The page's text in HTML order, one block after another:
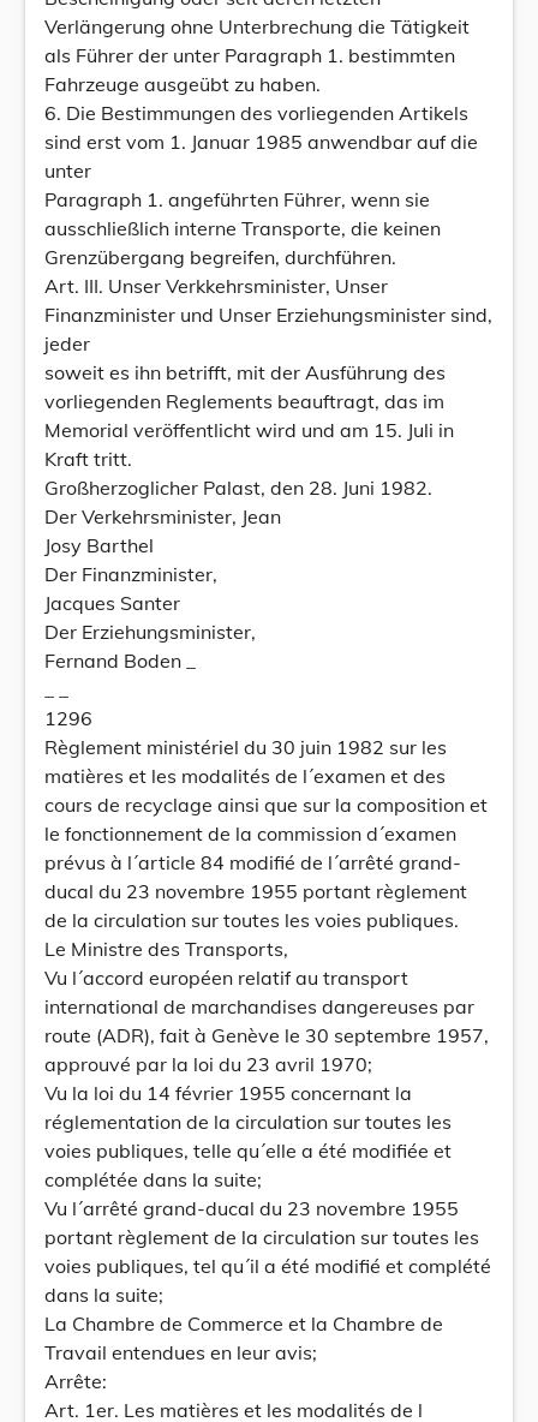
Verlängerung ohne Unterbrechung die Tätigkeit
als Führer der unter Paragraph 1. bestimmten
Fahrzeuge ausgeübt zu haben.
6. Die Bestimmungen des vorliegenden Artikels
sind erst vom 1. Januar 1985 anwendbar auf die
unter
Paragraph 1. angeführten Führer, wenn sie
ausschließlich interne Transporte, die keinen
Grenzübergang begreifen, durchführen.
Art. III. Unser Verkkehrsminister, Unser
Finanzminister und Unser Erziehungsminister sind,
jeder
soweit es ihn betrifft, mit der Ausführung des
vorliegenden Reglements beauftragt, das im
Memorial veröffentlicht wird und am 15. Juli in
Kraft tritt.
Großherzoglicher Palast, den 28. Juni 1982.
Der Verkehrsminister, Jean
Josy Barthel
Der Finanzminister,
Jacques Santer
Der Erziehungsminister,
Fernand Boden _
1296
Règlement ministériel du 30 juin 1982 sur les
matières et les modalités de l´examen et des
cours de recyclage ainsi que sur la composition et
le fonctionnement de la commission d´examen
prévus à l´article 84 modifié de l´arrêté grand-
ducal du 23 novembre 1955 portant règlement
de la circulation sur toutes les voies publiques.
Le Ministre des Transports,
Vu l´accord européen relatif au transport
international de marchandises dangereuses par
route (ADR), fait à Genève le 30 septembre 1957,
approuvé par la loi du 23 avril 1970;
Vu la loi du 14 février 1955 concernant la
réglementation de la circulation sur toutes les
voies publiques, telle qu´elle a été modifiée et
complétée dans la suite;
Vu l´arrêté grand-ducal du 23 novembre 1955
portant règlement de la circulation sur toutes les
voies publiques, tel qu´il a été modifié et complété
dans la suite;
La Chambre de Commerce et la Chambre de
Travail entendues en leur avis;
Arrête:
Art. 1er. Les matières et les modalités de l